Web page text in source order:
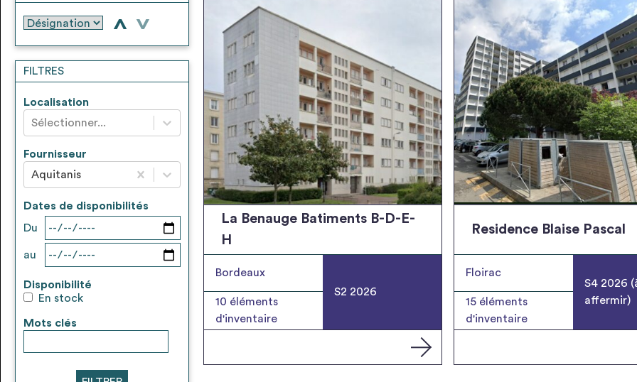
> >
FILTRES
Localisation
Sélectionner...
Fournisseur
Aquitanis
Dates de disponibilités
Du
au
Disponibilité
En stock
Mots clés
La Benauge Batiments B-D-E-
H
Bordeaux
10 éléments
d'inventaire
S2 2026
Residence Blaise Pascal
Floirac
15 éléments
d'inventaire
S4 2026
affermir)